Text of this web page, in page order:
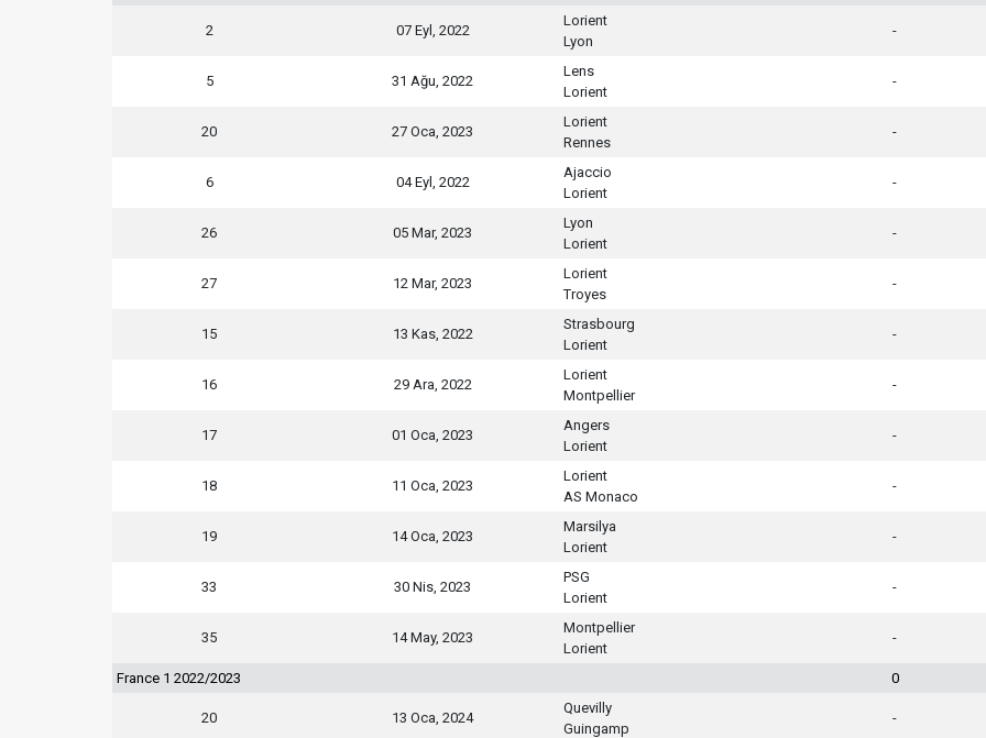
2 07 Eyl, 2022
Lorient
Lyon
-
5 31 Ağu, 2022
Lens
Lorient
-
20 27 Oca, 2023
Lorient
Rennes
-
6 04 Eyl, 2022
Ajaccio
Lorient
-
26 05 Mar, 2023
Lyon
Lorient
-
27 12 Mar, 2023
Lorient
Troyes
-
15 13 Kas, 2022
Strasbourg
Lorient
-
16 29 Ara, 2022
Lorient
Montpellier
-
17 01 Oca, 2023
Angers
Lorient
-
18 11 Oca, 2023
Lorient
AS Monaco
-
19 14 Oca, 2023
Marsilya
Lorient
-
33 30 Nis, 2023
PSG
Lorient
-
35 14 May, 2023
Montpellier
Lorient
-
France 1 2022/2023 0
20 13 Oca, 2024
Quevilly
Guingamp
-